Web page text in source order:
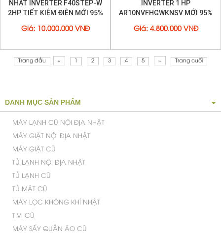
NHẬT INVERTER F40STEP-W
2HP TIẾT KIỆM ĐIỆN MỚI 95%
Giá : 10.000.000 VNĐ
INVERTER 1 HP
AR10NVFHGWKNSV MỚI 95%
Giá : 4.800.000 VNĐ
Trang đầu « 2 3 4 5 » Trang cuối
DANH MỤC SẢN PHẨM
MÁY LẠNH CŨ NỘI ĐỊA NHẬT
MÁY GIẶT NỘI ĐỊA NHẬT
MÁY GIẶT CŨ
TỦ LẠNH NỘI ĐỊA NHẬT
TỦ LẠNH CŨ
TỦ MÁT CŨ
MÁY LỌC KHÔNG KHÍ NHẬT
TIVI CŨ
MÁY SẤY QUẦN ÁO CŨ